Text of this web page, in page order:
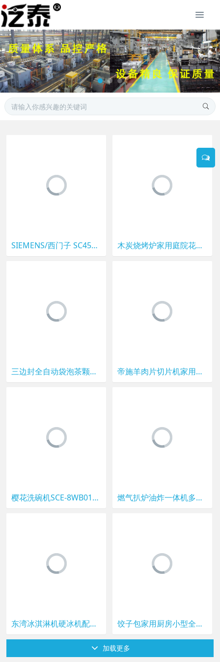
SIEMENS/西门子 SC454B00AC 进口家用全自动洗碗机嵌入式除菌碗柜 木炭烧烤炉家用庭院花园民宿户外大号大型炭火烟熏烧烤架美式BBQ
三边封全自动袋泡茶颗粒粉末药材自动计量包装机种子调料分装机 帝施羊肉片切片机家用电动刨肉机小型切肉片机牛肉片机火锅薄片
樱花洗碗机SCE-8WB01全自动家用大容量8套智能嵌入式小型刷碗机 燃气扒炉油炸一体机多功能铁板烧铁板商用设备摆摊煤气手抓饼机器
东湾冰淇淋机硬冰机配件BQL - 8 yb BT7112搅拌叶片弹簧弹簧硬冰机 饺子包家用厨房小型全自动切水饺皮机做包子器工具不锈钢模具神器
加载更多